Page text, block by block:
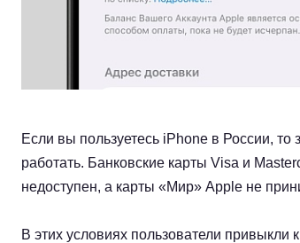
Если вы пользуетесь iPhone в России,
работать. Банковские карты Visa и
недоступен, а карты «Мир» Apple не
В этих условиях пользователи